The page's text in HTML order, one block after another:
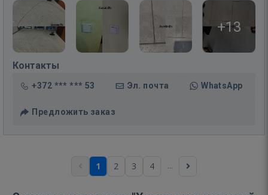
+13
Контакты
+372 *** *** 53 Эл. почта WhatsApp
Предложить заказ
1 2 3 4 ...